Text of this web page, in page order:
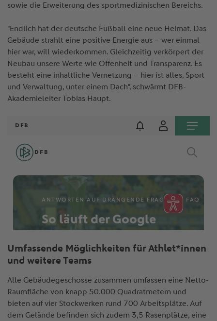
sowie die Erweiterung des sportmedizinischen Bereichs.
"Endlich hat der deutsche Fußball eine neue Heimat. Das
Gebäude strahlt eine positive Energie aus – wer einmal
hier war, will wiederkommen. Gleichzeitig verkörpert der
Neubau unsere Werte wie Offenheit und Transparenz. Es
besteht eine inhaltliche Vernetzung – hier ist alles, Sport
und Verwaltung, unter einem Dach", schwärmt DFB-
Akademieleiter Tobias Haupt.
Umfassende Möglichkeiten für Athlet*innen
und weitere Teams
Alle Gebäudegeschosse zusammen umfassen eine Netto-
Raumfläche von knapp 50.000 Quadratmetern und
bieten auf vier Stockwerken rund 700 Arbeitsplätze. Auf
dem Gelände befinden sich zudem 3,5 Rasenplätze, eine